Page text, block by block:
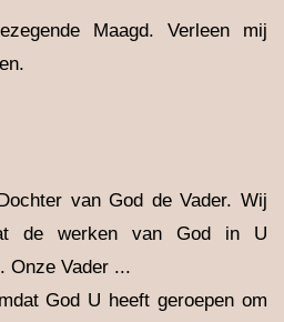
Maagd. Verleen mij
van God de Vader. Wij
de werken van God in U
Onze Vader ...
God U heeft geroepen om